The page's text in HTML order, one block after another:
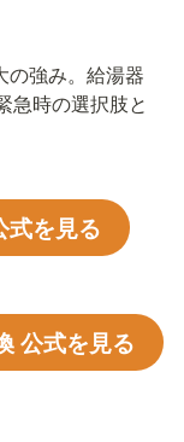
の強み。給湯器
急時の選択肢と
式を見る
公式を見る